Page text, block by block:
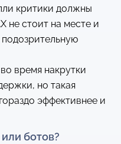
критики должны
не стоит на месте и
подозрительную
время накрутки
но такая
эффективнее и
ботов?